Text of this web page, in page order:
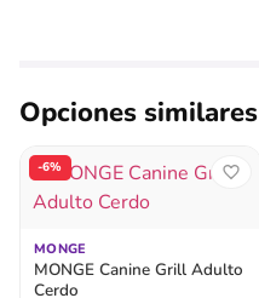
Opciones similares
-6%
MONGE
MONGE Canine Grill Adulto
Cerdo